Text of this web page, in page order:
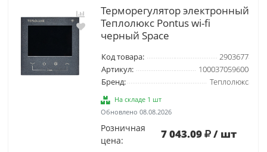
Терморегулятор электронный
Теплолюкс Pontus wi-fi
черный Space
Код товара:
2903677
Артикул:
100037059600
Бренд:
Теплолюкс
На складе 1 шт
Обновлено 08.08.2026
Розничная
цена:
7 043.09 / шт